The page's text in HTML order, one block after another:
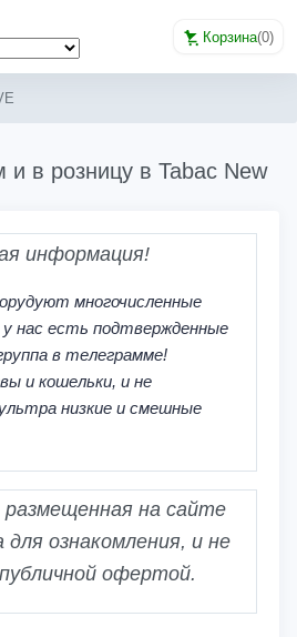
Корзина(0)
и в розницу в Tabac New
информация!
многочисленные
у нас есть подтвержденные
в телеграмме!
и кошельки, и не
низкие и смешные
на сайте
для ознакомления, и не
офертой.